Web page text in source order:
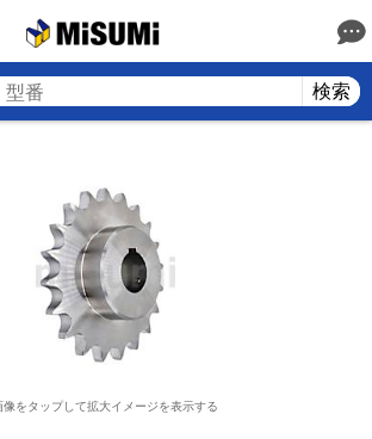
検索
像をタップして拡大イメージを表示する